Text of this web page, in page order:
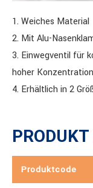
1. Weiches Material
2. Mit Alu-
3. Einwegventil für
hoher Konzentration
4. Erhältlich in 2
Produktcode